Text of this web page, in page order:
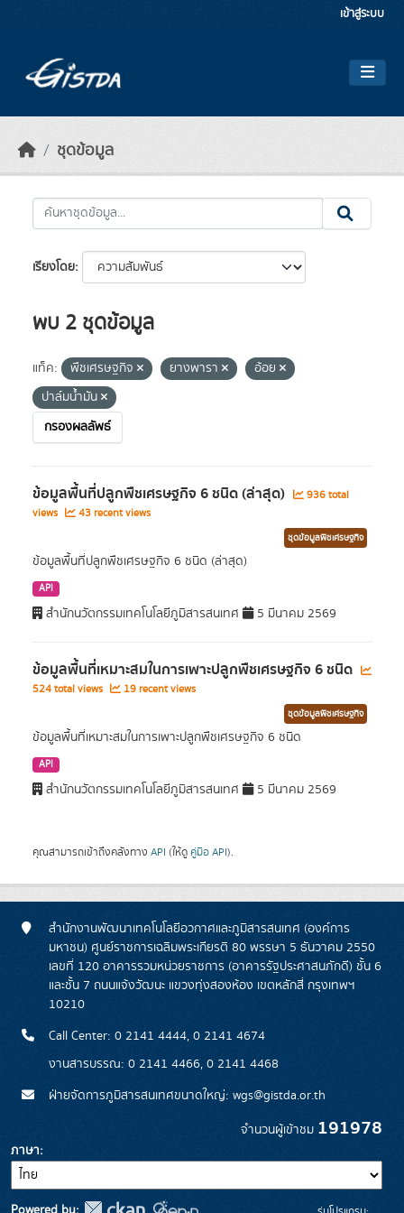
เข้าสู่ระบบ
ชุดข้อมูล
เรียงโดย
พบ 2 ชุดข้อมูล
แท็ค: พืชเศรษฐกิจ ยางพารา
อ้อย
ปาล์มน้ำมัน
กรองผลลัพธ์
ข้อมูลพื้นที่ปลูกพืชเศรษฐกิจ 6 ชนิด (ล่าสุด)
936 total
views
43 recent views
ชุดข้อมูลพืชเศรษฐกิจ
ข้อมูลพื้นที่ปลูกพืชเศรษฐกิจ 6 ชนิด (ล่าสุด)
API
สำนักนวัตกรรมเทคโนโลยีภูมิสารสนเทศ 5 มีนาคม 2569
ข้อมูลพื้นที่เหมาะสมในการเพาะปลูกพืชเศรษฐกิจ 6 ชนิด
524 total views 19 recent views
ชุดข้อมูลพืชเศรษฐกิจ
ข้อมูลพื้นที่เหมาะสมในการเพาะปลูกพืชเศรษฐกิจ 6 ชนิด
API
สำนักนวัตกรรมเทคโนโลยีภูมิสารสนเทศ 5 มีนาคม 2569
คุณสามารถเข้าถึงคลังทาง API (ให้ดู คู่มือ API).
สำนักงานพัฒนาเทคโนโลยีอวกาศและภูมิสารสนเทศ (องค์การ
มหาชน) ศูนย์ราชการเฉลิมพระเกียรติ 80 พรรษา 5 ธันวาคม 2550
เลขที่ 120 อาคารรวมหน่วยราชการ (อาคารรัฐประศาสนภักดี) ชั้น 6
และชั้น 7 ถนนแจ้งวัฒนะ แขวงทุ่งสองห้อง เขตหลักสี่ กรุงเทพฯ
10210
Call Center: 0 2141 4444, 0 2141 4674
งานสารบรรณ: 0 2141 4466, 0 2141 4468
ฝ่ายจัดการภูมิสารสนเทศขนาดใหญ่: wgs@gistda.or.th
จำนวนผู้เข้าชม 191978
ภาษา